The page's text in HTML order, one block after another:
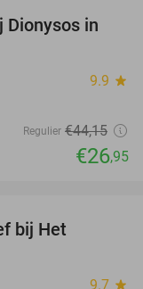
39%
Dionysos in
9.9 star
Regulier €44,15
€26,95
bij Het
9.7 star